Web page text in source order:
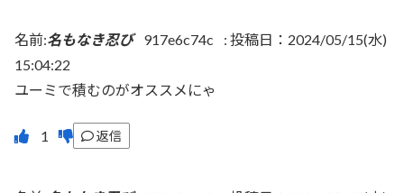
名前:名もなき忍び 917e6c74c : 投稿日：2024/05/15(水)
15:04:22
ユーミで積むのがオススメにゃ
返信